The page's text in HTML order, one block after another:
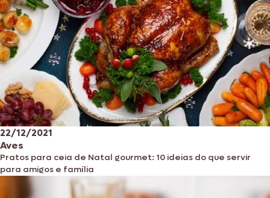
22/12/2021
Aves
Pratos para ceia de Natal gourmet: 10 ideias do que servir
para amigos e família